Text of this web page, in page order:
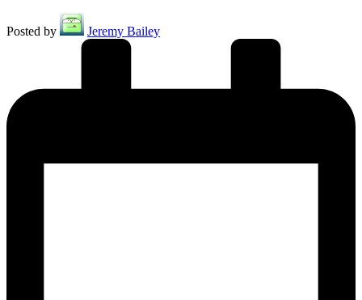
Posted by Jeremy Bailey